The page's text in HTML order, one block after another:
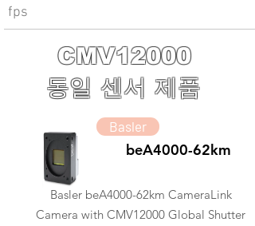
fps
CMV12000
동일 센서 제품
Basler
beA4000-62km
Basler beA4000-62km CameraLink
Camera with CMV12000 Global Shutter